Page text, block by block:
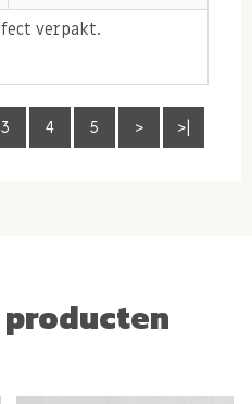
verpakt.
3 4 5 > >|